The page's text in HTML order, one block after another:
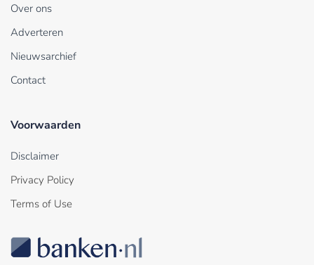
Over ons
Adverteren
Nieuwsarchief
Contact
Voorwaarden
Disclaimer
Privacy Policy
Terms of Use